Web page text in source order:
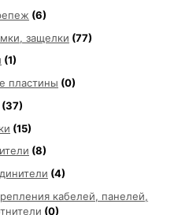
(6)
защелки (77)
(1)
пластины (0)
(37)
(15)
(8)
(4)
кабелей, панелей,
(0)